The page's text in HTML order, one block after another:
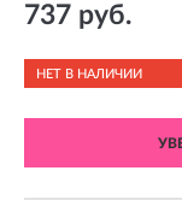
737 руб.
НЕТ В НАЛИЧИИ